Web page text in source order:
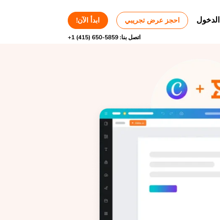
احجز عرض تجريبي ابدأ الآن!
اتصل بنا:+1 (415) 650-5859